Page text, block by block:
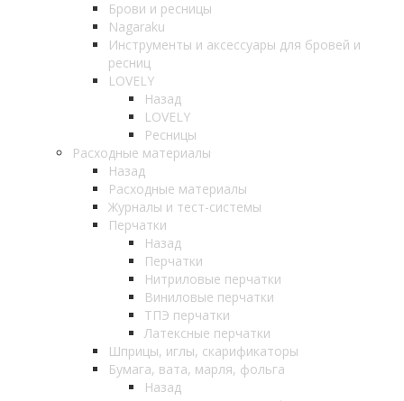
Брови и ресницы
Nagaraku
Инструменты и аксессуары для бровей и
ресниц
LOVELY
Назад
LOVELY
Ресницы
Расходные материалы
Назад
Расходные материалы
Журналы и тест-системы
Перчатки
Назад
Перчатки
Нитриловые перчатки
Виниловые перчатки
ТПЭ перчатки
Латексные перчатки
Шприцы, иглы, скарификаторы
Бумага, вата, марля, фольга
Назад